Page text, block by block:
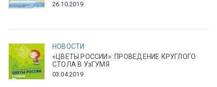
26.10.2019
НОВОСТИ
«ЦВЕТЫ РОССИИ»: ПРОВЕДЕНИЕ КРУГЛОГО
СТОЛА В УзГУМЯ
03.04.2019